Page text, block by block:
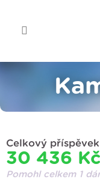
Celkový
30 436 Kč
Pomohl celkem 1